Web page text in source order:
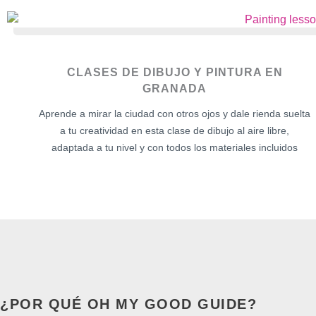
CLASES DE DIBUJO Y PINTURA EN
GRANADA
Aprende a mirar la ciudad con otros ojos y dale rienda suelta
a tu creatividad en esta clase de dibujo al aire libre,
adaptada a tu nivel y con todos los materiales incluidos
¿POR QUÉ OH MY GOOD GUIDE?